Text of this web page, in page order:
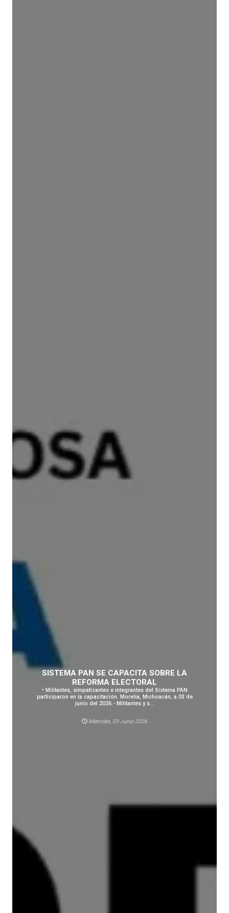
SISTEMA PAN SE CAPACITA SOBRE LA
REFORMA ELECTORAL
• Militantes, simpatizantes e integrantes del Sistema PAN
participaron en la capacitación. Morelia, Michoacán, a 03 de
junio del 2026.- Militantes y s...
Miercoles, 03 Junio 2026